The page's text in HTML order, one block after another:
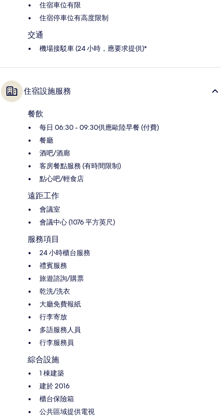
住宿車位有限
住宿停車位有高度限制
交通
機場接駁車 (24 小時，應要求提供)*
住宿設施服務
餐飲
每日 06:30 - 09:30供應歐陸早餐 (付費)
餐廳
酒吧/酒廊
客房餐點服務 (有時間限制)
點心吧/輕食店
遠距工作
會議室
會議中心 (1076 平方英尺)
服務項目
24 小時櫃台服務
禮賓服務
旅遊諮詢/購票
乾洗/洗衣
大廳免費報紙
行李寄放
多語服務人員
行李服務員
綜合設施
1 棟建築
建於 2016
櫃台保險箱
公共區域提供電視